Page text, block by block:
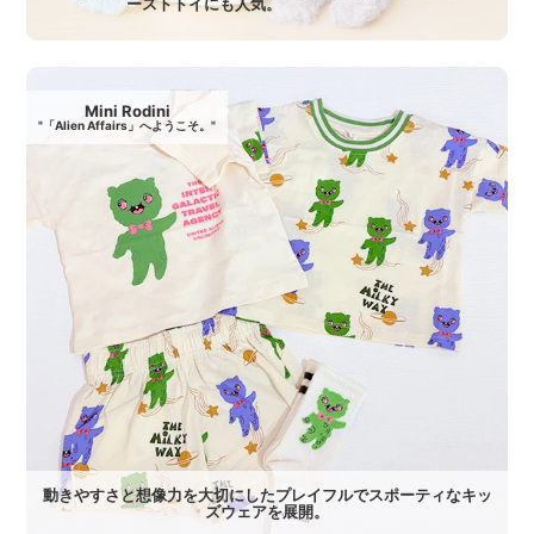
ーストトイにも人気。
Mini Rodini
"「Alien Affairs」へようこそ。"
動きやすさと想像力を大切にしたプレイフルでスポーティなキッ
ズウェアを展開。